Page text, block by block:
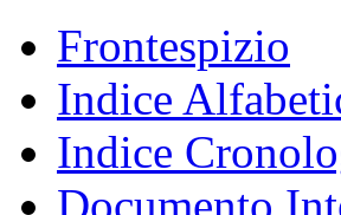
Frontespizio
Indice
Indice
Documento